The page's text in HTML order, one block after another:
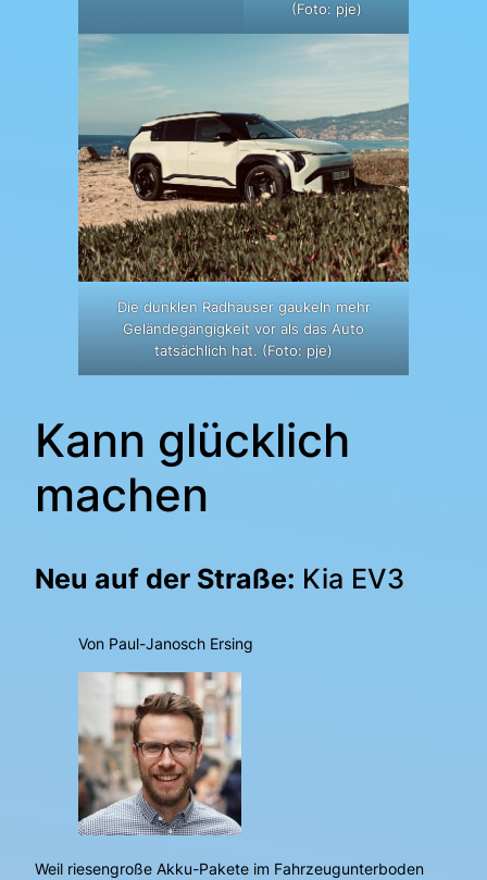
(Foto: pje)
Die dunklen Radhäuser gaukeln mehr
Geländegängigkeit vor als das Auto
tatsächlich hat. (Foto: pje)
Kann glücklich
machen
Neu auf der Straße: Kia EV3
Von Paul-Janosch Ersing
Weil riesengroße Akku-Pakete im Fahrzeugunterboden